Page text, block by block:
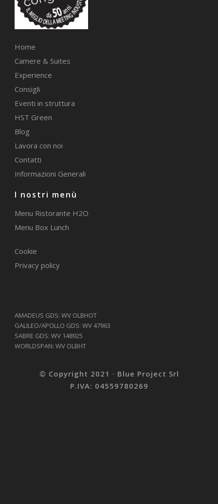
Home
Camere & Suites
Experience
Consigli
Eventi in struttura
HST Green
Blog
Lavora con noi
Contatti
Informazioni Generali
I nostri menù
Menu Ristorante H2O
Menu Box Lunch
Cookie
Privacy policy
AMADEUS GDS: WV OLBHOT
GALILEO/APOLLO GDS: WV 47963
SABRE GDS: WV 148925
WORLDSPAN: WV OLBHT
© Copyright 2021 · Blue Project Srl
P.IVA: 04559780269